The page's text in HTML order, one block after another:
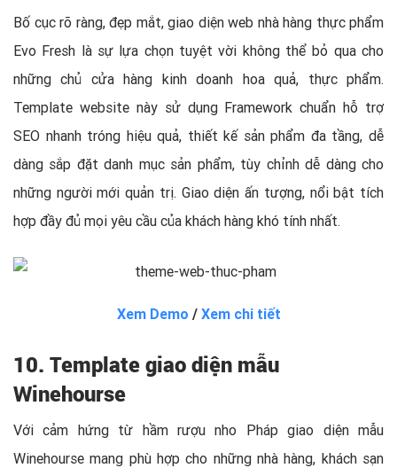
Bố cục rõ ràng, đẹp mắt, giao diện web nhà hàng thực phẩm
Evo Fresh là sự lựa chọn tuyệt vời không thể bỏ qua cho
những chủ cửa hàng kinh doanh hoa quả, thực phẩm.
Template website này sử dụng Framework chuẩn hỗ trợ
SEO nhanh tróng hiệu quả, thiết kế sản phẩm đa tầng, dễ
dàng sắp đặt danh mục sản phẩm, tùy chỉnh dễ dàng cho
những người mới quản trị. Giao diện ấn tượng, nổi bật tích
hợp đầy đủ mọi yêu cầu của khách hàng khó tính nhất.
Xem Demo / Xem chi tiết
10. Template giao diện mẫu
Winehourse
Với cảm hứng từ hầm rượu nho Pháp giao diện mẫu
Winehourse mang phù hợp cho những nhà hàng, khách sạn